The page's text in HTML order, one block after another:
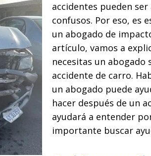
accidentes pueden
confusos. Por eso, es
un abogado de
artículo, vamos a
necesitas un abogado
accidente de carro.
un abogado puede
hacer después de un
ayudará a entender
importante buscar